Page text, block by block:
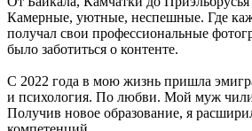
Камерные, уютные, неспешные. Где
получал свои профессиональные
было заботиться о контенте.
С 2022 года в мою жизнь пришла
и психология. По любви. Мой муж
Получив новое образование, я